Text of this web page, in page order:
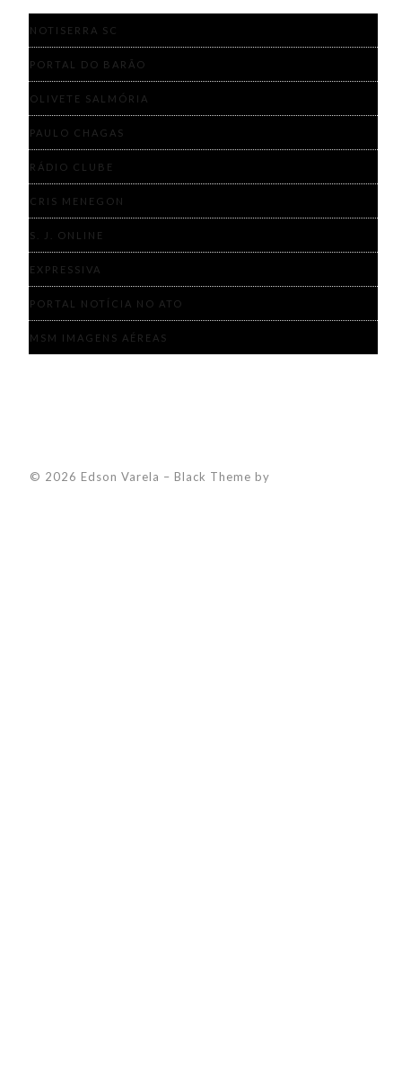
NOTISERRA SC
PORTAL DO BARÃO
OLIVETE SALMÓRIA
PAULO CHAGAS
RÁDIO CLUBE
CRIS MENEGON
S. J. ONLINE
EXPRESSIVA
PORTAL NOTÍCIA NO ATO
MSM IMAGENS AÉREAS
© 2026 Edson Varela – Black Theme by